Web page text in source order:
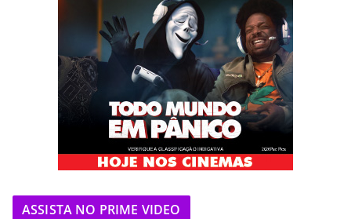
ASSISTA NO PRIME VIDEO